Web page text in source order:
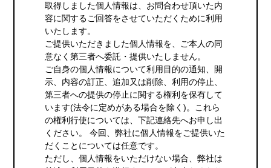
取得しました個人情報は、お問合わせ頂いた内
容に関するご回答をさせていただくために利用
いたします。
ご提供いただきました個人情報を、ご本人の同
意なく第三者へ委託・提供いたしません。
ご自身の個人情報について利用目的の通知、開
示、内容の訂正、追加又は削除、利用の停止、
第三者への提供の停止に関する権利を保有して
います(法令に定めがある場合を除く)。これら
の権利行使については、下記連絡先へお申し出
ください。 今回、弊社に個人情報をご提供いた
だくことについては任意です。
ただし、個人情報をいただけない場合、弊社は